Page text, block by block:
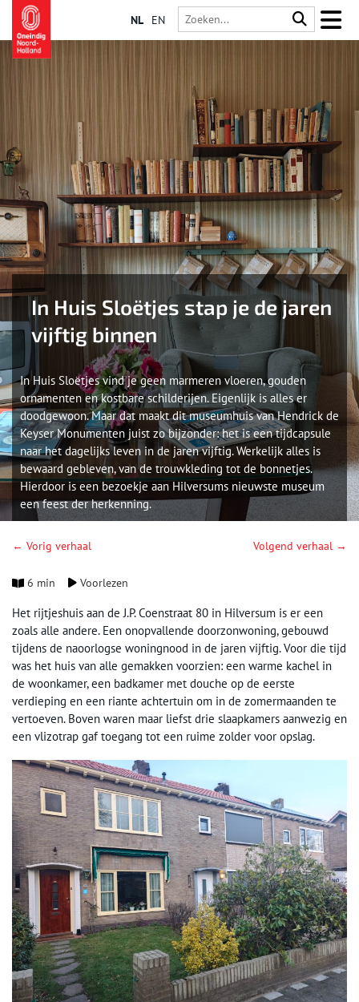
NL EN
In Huis Sloëtjes stap je de jaren
vijftig binnen
In Huis Sloëtjes vind je geen marmeren vloeren, gouden
ornamenten en kostbare schilderijen. Eigenlijk is alles er
doodgewoon. Maar dat maakt dit museumhuis van Hendrick de
Keyser Monumenten juist zo bijzonder: het is een tijdcapsule
naar het dagelijks leven in de jaren vijftig. Werkelijk alles is
bewaard gebleven, van de trouwkleding tot de bonnetjes.
Hierdoor is een bezoekje aan Hilversums nieuwste museum
een feest der herkenning.
← Vorig verhaal Volgend verhaal →
6 min Voorlezen
Het rijtjeshuis aan de J.P. Coenstraat 80 in Hilversum is er een
zoals alle andere. Een onopvallende doorzonwoning, gebouwd
tijdens de naoorlogse woningnood in de jaren vijftig. Voor die tijd
was het huis van alle gemakken voorzien: een warme kachel in
de woonkamer, een badkamer met douche op de eerste
verdieping en een riante achtertuin om in de zomermaanden te
vertoeven. Boven waren maar liefst drie slaapkamers aanwezig en
een vlizotrap gaf toegang tot een ruime zolder voor opslag.